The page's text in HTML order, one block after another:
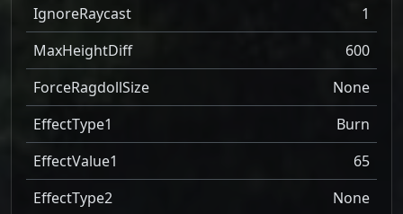
IgnoreRaycast
1
MaxHeightDiff
600
ForceRagdollSize
None
EffectType1
Burn
EffectValue1
65
EffectType2
None